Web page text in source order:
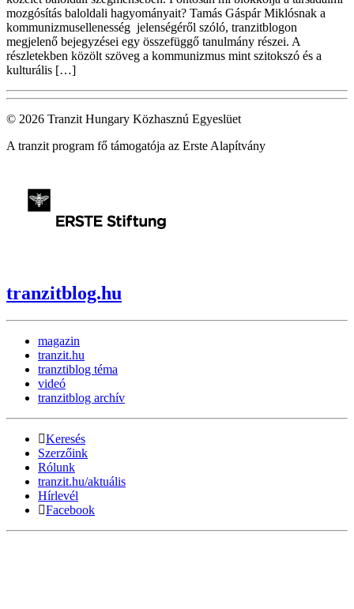
mozgósítás baloldali hagyományait? Tamás Gáspár Miklósnak a
kommunizmusellenesség jelenségéről szóló, tranzitblogon
megjelenő bejegyzései egy összefüggő tanulmány részei. A
részletekben közölt szöveg a kommunizmus mint szitokszó és a
kulturális […]
© 2026 Tranzit Hungary Közhasznú Egyeslüet
A tranzit program fő támogatója az Erste Alapítvány
tranzitblog.hu
magazin
tranzit.hu
tranztiblog téma
videó
tranzitblog archív
Keresés
Szerzőink
Rólunk
tranzit.hu/aktuális
Hírlevél
Facebook